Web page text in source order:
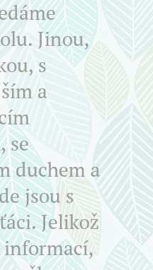
Jinou,
s
a
se
duchem a
jsou s
Jelikož